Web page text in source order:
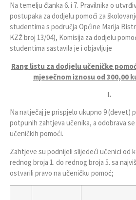
Na temelju članka 6. i 7. Pravilnika o
postupaka za dodjelu pomoći za
studentima s područja Općine Marija
KZŽ broj 13/04), Komisija za dodjelu
studentima sastavila je i objavljuje
Rang listu za dodjelu učeničke
mjesečnom iznosu od 300,00
I.
Na natječaj je prispjelo ukupno 9 (devet)
potpunih zahtjeva učenika, a odobrava
učeničkih pomoći.
Zahtjeve su podnijeli slijedeći učenici od
rednog broja 1. do rednog broja 5. sa
ostvarili pravo na učeničku pomoć;